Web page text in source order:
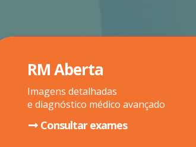
RM Aberta
Imagens detalhadas
e diagnóstico médico avançado
Consultar exames